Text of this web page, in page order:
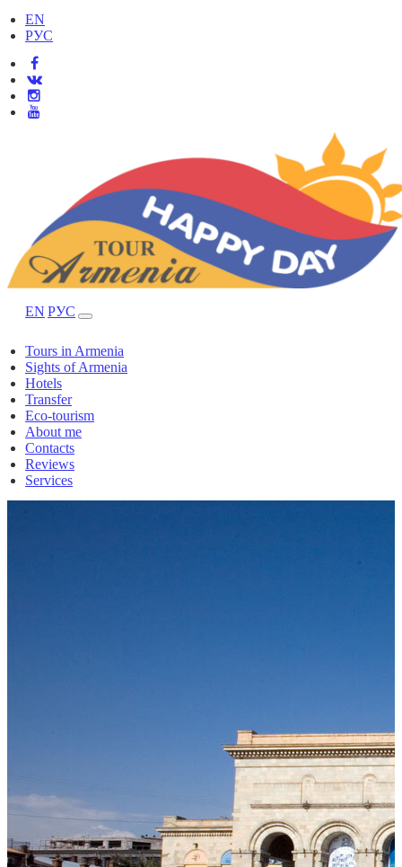
EN
РУС
EN РУС
Tours in Armenia
Sights of Armenia
Hotels
Transfer
Eco-tourism
About me
Contacts
Reviews
Services